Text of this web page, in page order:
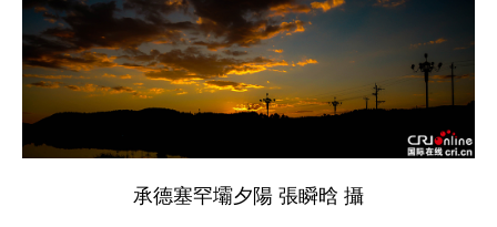
承德塞罕壩夕陽 張瞬晗 攝